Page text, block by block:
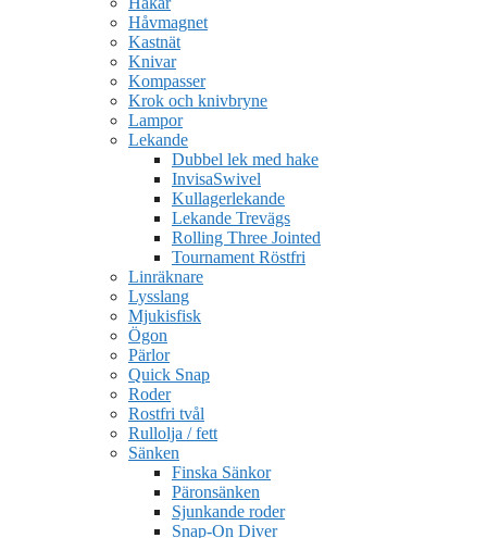
Håvmagnet
Kastnät
Knivar
Kompasser
Krok och knivbryne
Lampor
Lekande
Dubbel lek med hake
InvisaSwivel
Kullagerlekande
Lekande Trevägs
Rolling Three Jointed
Tournament Röstfri
Linräknare
Lysslang
Mjukisfisk
Ögon
Pärlor
Quick Snap
Roder
Rostfri tvål
Rullolja / fett
Sänken
Finska Sänkor
Päronsänken
Sjunkande roder
Snap-On Diver